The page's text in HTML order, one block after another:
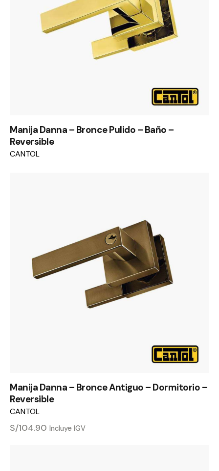
Manija Danna – Bronce Pulido – Baño –
Reversible
CANTOL
Manija Danna – Bronce Antiguo – Dormitorio –
Reversible
CANTOL
S/104.90 Incluye IGV